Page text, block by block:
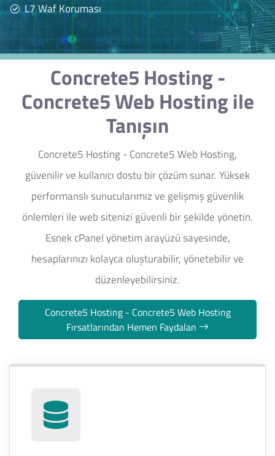
L7 Waf Koruması
Concrete5 Hosting -
Concrete5 Web Hosting ile
Tanışın
Concrete5 Hosting - Concrete5 Web Hosting,
güvenilir ve kullanıcı dostu bir çözüm sunar. Yüksek
performanslı sunucularımız ve gelişmiş güvenlik
önlemleri ile web sitenizi güvenli bir şekilde yönetin.
Esnek cPanel yönetim arayüzü sayesinde,
hesaplarınızı kolayca oluşturabilir, yönetebilir ve
düzenleyebilirsiniz.
Concrete5 Hosting - Concrete5 Web Hosting
Fırsatlarından Hemen Faydalan